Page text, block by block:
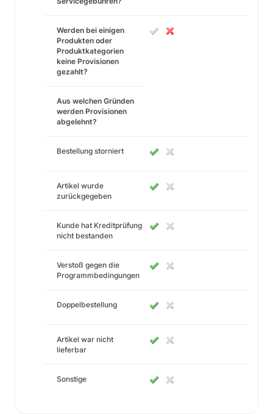
Werden bei einigen
Produkten oder
Produktkategorien
keine Provisionen
gezahlt?
Aus welchen Gründen
werden Provisionen
abgelehnt?
Bestellung storniert
Artikel wurde
zurückgegeben
Kunde hat Kreditprüfung
nicht bestanden
Verstoß gegen die
Programmbedingungen
Doppelbestellung
Artikel war nicht
lieferbar
Sonstige